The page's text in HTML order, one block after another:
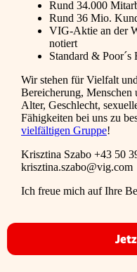
Rund 34.000
Rund 36 Mio.
VIG-Aktie an der
notiert
Standard &
Wir stehen für Vielfalt
Bereicherung, Menschen
Alter, Geschlecht,
Fähigkeiten bei uns zu
vielfältigen Gruppe!
Krisztina Szabo +43 50
krisztina.szabo@vig.com
Ich freue mich auf Ihre